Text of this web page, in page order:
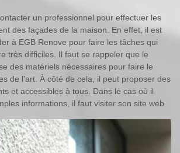
un professionnel pour effectuer les
des façades de la maison. En effet, il est
à EGB Renove pour faire les tâches qui
très difficiles. Il faut se rappeler que le
des matériels nécessaires pour faire le
de l'art. À côté de cela, il peut proposer des
et accessibles à tous. Dans le cas où il
informations, il faut visiter son site web.